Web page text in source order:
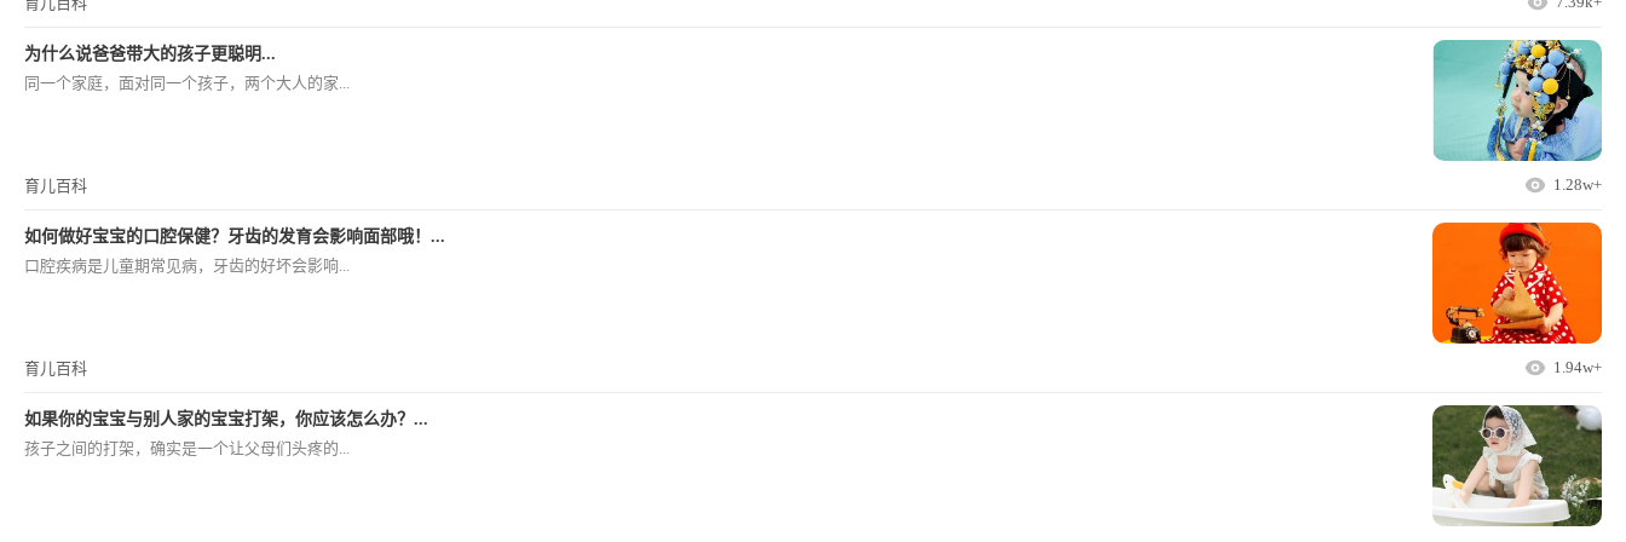
为什么说爸爸带大的孩子更聪明...
同一个家庭，面对同一个孩子，两个大人的家...
育儿百科 1.28w+
如何做好宝宝的口腔保健？牙齿的发育会影响面部哦！...
口腔疾病是儿童期常见病，牙齿的好坏会影响...
育儿百科 1.94w+
如果你的宝宝与别人家的宝宝打架，你应该怎么办？...
孩子之间的打架，确实是一个让父母们头疼的...